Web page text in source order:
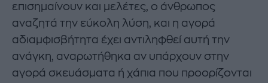
επισημαίνουν και μελέτες, ο άνθρωπος
αναζητά την εύκολη λύση, και η αγορά
αδιαμφισβήτητα έχει αντιληφθεί αυτή την
ανάγκη, αναρωτήθηκα αν υπάρχουν στην
αγορά σκευάσματα ή χάπια που προορίζονται